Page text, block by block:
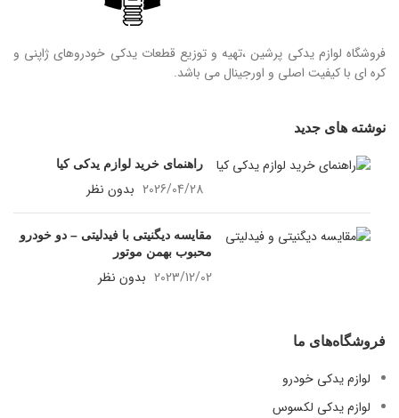
فروشگاه لوازم یدکی پرشین ،تهیه و توزیع قطعات یدکی خودروهای ژاپنی و
کره ای با کیفیت اصلی و اورجینال می باشد.
نوشته های جدید
راهنمای خرید لوازم یدکی کیا
2026/04/28 بدون نظر
مقایسه دیگنیتی با فیدلیتی – دو خودرو
محبوب بهمن موتور
2023/12/02 بدون نظر
فروشگاه‌های ما
لوازم یدکی خودرو
لوازم یدکی لکسوس